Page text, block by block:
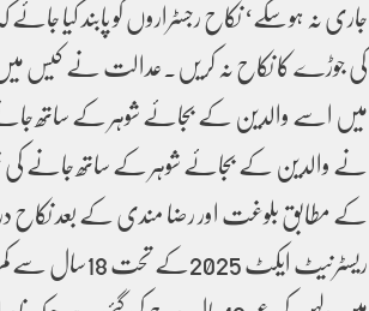
کی جوڑے کا نکاح نہ کریں۔عدالت نے کیس میں
میں اسے والدین کے بجائے شوہر کے ساتھ
نے والدین کے بجائے شوہر کے ساتھ جانے کی
کے مطابق بلوغت اور رضا مندی کے بعد نکاح
ریسٹرنیٹ